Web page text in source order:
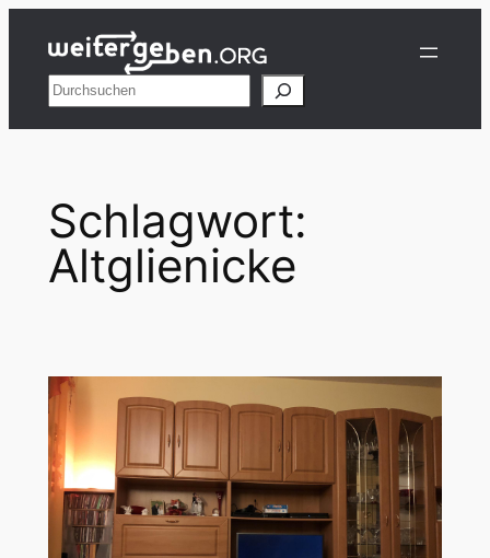
Inhalt
springenSuchen
Schlagwort:
Altglienicke